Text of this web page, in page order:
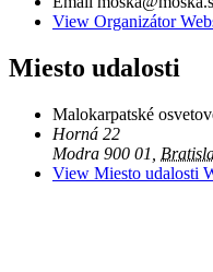
View Organizátor
Miesto udalosti
Malokarpatské
Horná 22
Modra 900 01
View Miesto udalosti